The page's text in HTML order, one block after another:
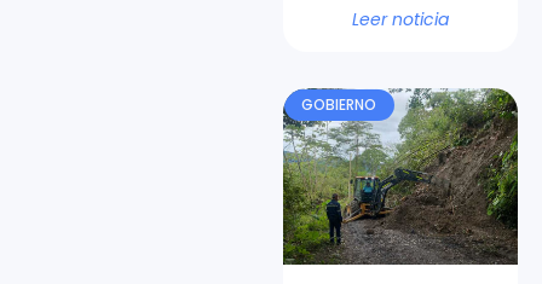
Leer noticia
GOBIERNO